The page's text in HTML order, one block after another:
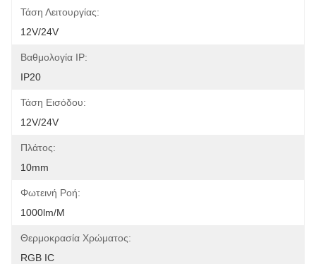
Τάση Λειτουργίας:
12V/24V
Βαθμολογία IP:
IP20
Τάση Εισόδου:
12V/24V
Πλάτος:
10mm
Φωτεινή Ροή:
1000lm/m
Θερμοκρασία Χρώματος:
RGB IC